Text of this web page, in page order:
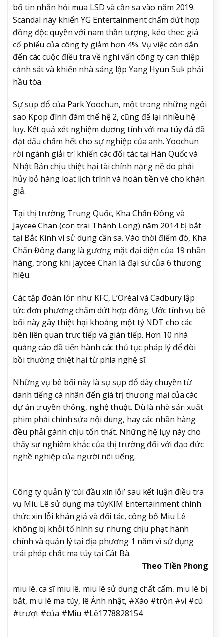
bố tin nhắn hỏi mua LSD và cần sa vào năm 2019.
Scandal này khiến YG Entertainment chấm dứt hợp
đồng độc quyền với nam thần tượng, kéo theo giá
cổ phiếu của công ty giảm hơn 4%. Vụ việc còn dẫn
đến các cuộc điều tra về nghi vấn công ty can thiệp
cảnh sát và khiến nhà sáng lập Yang Hyun Suk phải
hầu tòa.
Sự sụp đổ của Park Yoochun, một trong những ngôi
sao Kpop đình đám thế hệ 2, cũng để lại nhiều hệ
lụy. Kết quả xét nghiệm dương tính với ma túy đá đã
đặt dấu chấm hết cho sự nghiệp của anh. Yoochun
rời ngành giải trí khiến các đối tác tại Hàn Quốc và
Nhật Bản chịu thiệt hại tài chính nặng nề do phải
hủy bỏ hàng loạt lịch trình và hoàn tiền vé cho khán
giả.
Tại thị trường Trung Quốc, Kha Chấn Đông và
Jaycee Chan (con trai Thành Long) năm 2014 bị bắt
tại Bắc Kinh vì sử dụng cần sa. Vào thời điểm đó, Kha
Chấn Đông đang là gương mặt đại diện của 19 nhãn
hàng, trong khi Jaycee Chan là đại sứ của 6 thương
hiệu.
Các tập đoàn lớn như KFC, L’Oréal và Cadbury lập
tức đơn phương chấm dứt hợp đồng. Ước tính vụ bê
bối này gây thiệt hại khoảng một tỷ NDT cho các
bên liên quan trực tiếp và gián tiếp. Hơn 10 nhà
quảng cáo đã tiến hành các thủ tục pháp lý để đòi
bồi thường thiệt hại từ phía nghệ sĩ.
Những vụ bê bối này là sự sụp đổ dây chuyền từ
danh tiếng cá nhân đến giá trị thương mại của các
dự án truyền thông, nghệ thuật. Dù là nhà sản xuất
phim phải chỉnh sửa nội dung, hay các nhãn hàng
đều phải gánh chịu tổn thất. Những hệ lụy này cho
thấy sự nghiêm khắc của thị trường đối với đạo đức
nghề nghiệp của người nổi tiếng.
Công ty quản lý ‘cúi đầu xin lỗi’ sau kết luận điều tra
vụ Miu Lê sử dụng ma túyKIM Entertainment chính
thức xin lỗi khán giả và đối tác, công bố Miu Lê
không bị khởi tố hình sự nhưng chịu phạt hành
chính và quản lý tại địa phương 1 năm vì sử dụng
trái phép chất ma túy tại Cát Bà.
Theo Tiền Phong
miu lê, ca sĩ miu lê, miu lê sử dụng chất cấm, miu lê bị
bắt, miu lê ma túy, lê Ánh nhật, #Xáo #trộn #vì #cú
#trượt #của #Miu #Lê1778828154